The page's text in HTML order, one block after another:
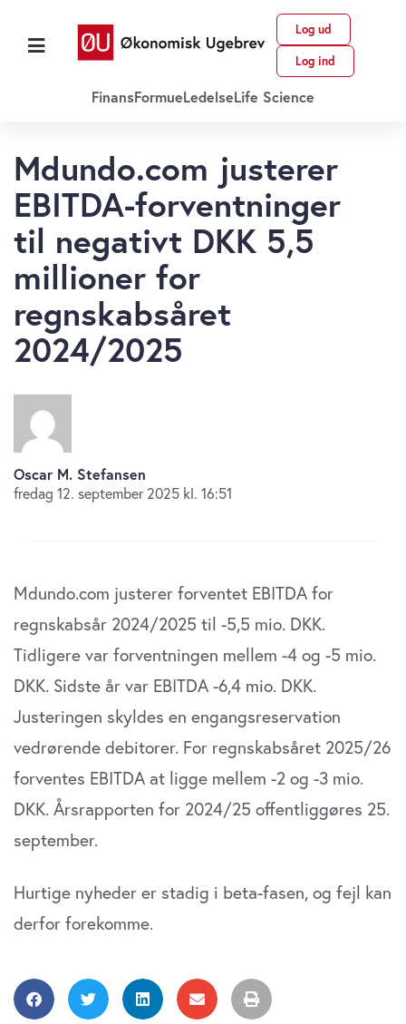
Log ud
Log ind
FinansFormueLedelseLife Science
Mdundo.com justerer
EBITDA-forventninger
til negativt DKK 5,5
millioner for
regnskabsåret
2024/2025
Oscar M. Stefansen
fredag 12. september 2025 kl. 16:51
Mdundo.com justerer forventet EBITDA for
regnskabsår 2024/2025 til -5,5 mio. DKK.
Tidligere var forventningen mellem -4 og -5 mio.
DKK. Sidste år var EBITDA -6,4 mio. DKK.
Justeringen skyldes en engangsreservation
vedrørende debitorer. For regnskabsåret 2025/26
forventes EBITDA at ligge mellem -2 og -3 mio.
DKK. Årsrapporten for 2024/25 offentliggøres 25.
september.
Hurtige nyheder er stadig i beta-fasen, og fejl kan
derfor forekomme.